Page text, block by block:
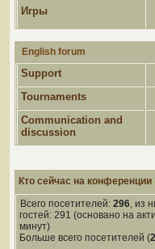
Игры
English forum
Support
Tournaments
Communication and
discussion
Кто сейчас на конференции
Всего посетителей: 296, из
гостей: 291 (основано на
минут)
Больше всего посетителей (